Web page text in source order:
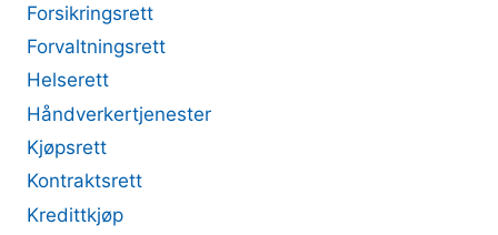
Forsikringsrett
Forvaltningsrett
Helserett
Håndverkertjenester
Kjøpsrett
Kontraktsrett
Kredittkjøp